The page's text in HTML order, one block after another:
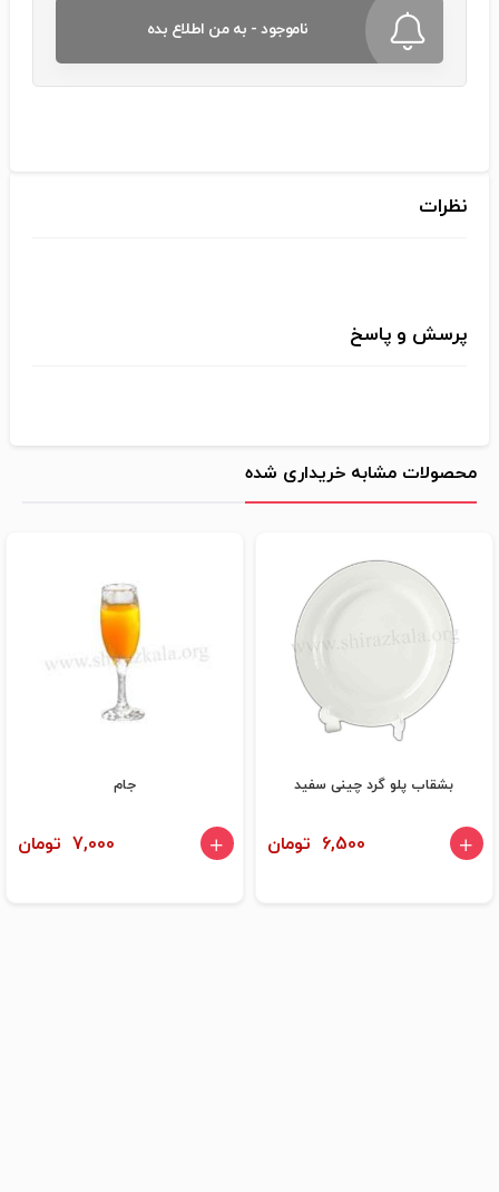
ناموجود - به من اطلاع بده
نظرات
پرسش و پاسخ
محصولات مشابه خریداری شده
بشقاب پلو گرد چینی سفید
6,500 تومان
جام
7,000 تومان